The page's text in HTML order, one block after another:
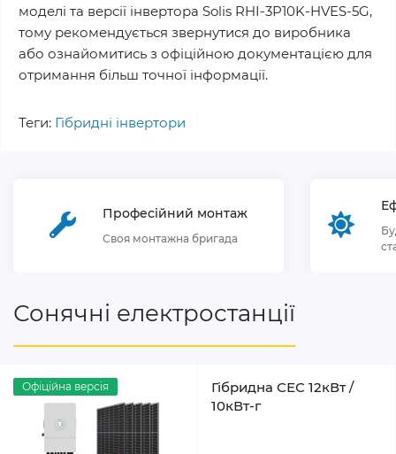
моделі та версії інвертора Solis RHI-3P10K-HVES-5G,
тому рекомендується звернутися до виробника
або ознайомитись з офіційною документацією для
отримання більш точної інформації.
Теги: Гібридні інвертори
Професійний монтаж
Своя монтажна бригада
Сонячні електростанції
Офіційна версія
Гібридна СЕС 12кВт /
10кВт-г